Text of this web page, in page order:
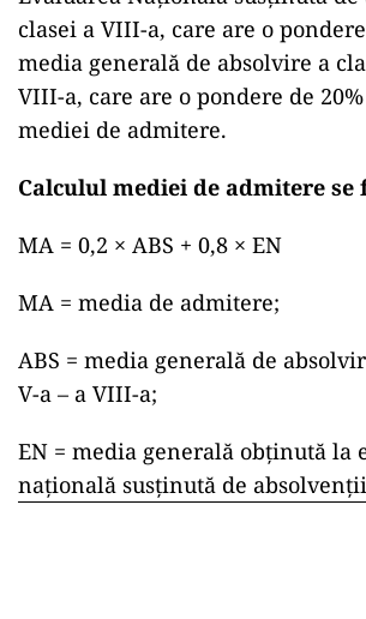
clasei a VIII-a, care are o
media generală de absolvire a
VIII-a, care are o pondere de
mediei de admitere.
Calculul mediei de admitere se
MA = 0,2 × ABS + 0,8 × EN
MA = media de admitere;
ABS = media generală de
V-a – a VIII-a;
EN = media generală obţinută la
naţională susţinută de